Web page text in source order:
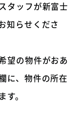
タッフが新富士
知らせくださ
望の物件がおあ
に、物件の所在
。